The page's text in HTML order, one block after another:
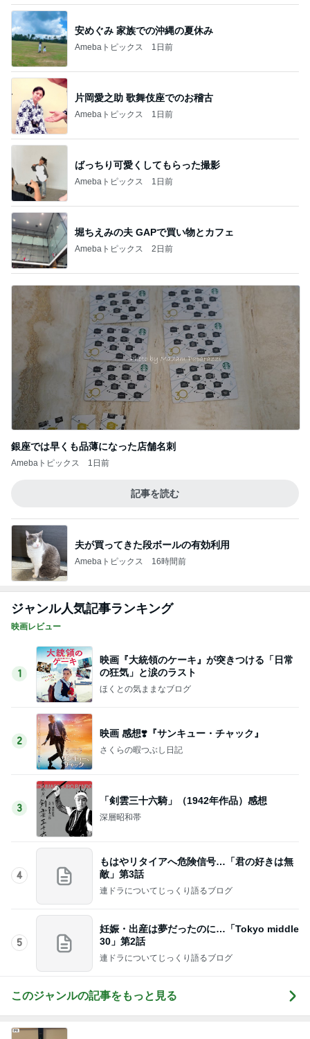
安めぐみ 家族での沖縄の夏休み
Amebaトピックス 1日前
片岡愛之助 歌舞伎座でのお稽古
Amebaトピックス 1日前
ばっちり可愛くしてもらった撮影
Amebaトピックス 1日前
堀ちえみの夫 GAPで買い物とカフェ
Amebaトピックス 2日前
銀座では早くも品薄になった店舗名刺
Amebaトピックス 1日前
記事を読む
夫が買ってきた段ボールの有効利用
Amebaトピックス 16時間前
ジャンル人気記事ランキング
映画レビュー
1
映画『大統領のケーキ』が突きつける「日常
の狂気」と涙のラスト
ほくとの気ままなブログ
2
映画 感想❣️『サンキュー・チャック』
さくらの暇つぶし日記
3
「剣雲三十六騎」（1942年作品）感想
深層昭和帯
4
もはやリタイアへ危険信号…「君の好きは無
敵」第3話
連ドラについてじっくり語るブログ
5
妊娠・出産は夢だったのに…「Tokyo middle
30」第2話
連ドラについてじっくり語るブログ
このジャンルの記事をもっと見る